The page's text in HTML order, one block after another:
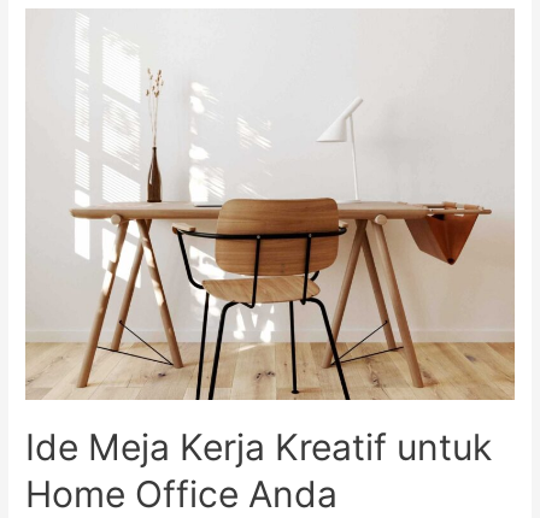
Interior
Ide Meja Kerja Kreatif untuk
Home Office Anda